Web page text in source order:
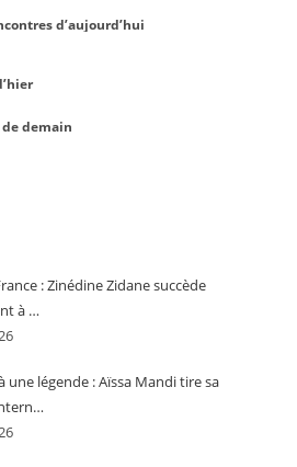
d’aujourd’hui
demain
: Zinédine Zidane succède
à …
une légende : Aïssa Mandi tire sa